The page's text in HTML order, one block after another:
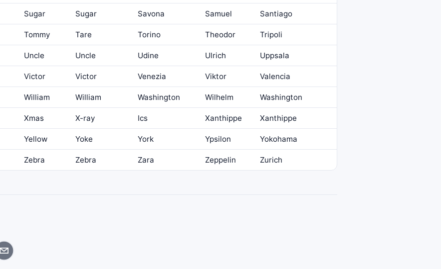
Sugar Sugar Savona Samuel Santiago
Tommy Tare Torino Theodor Tripoli
Uncle Uncle Udine Ulrich Uppsala
Victor Victor Venezia Viktor Valencia
William William Washington Wilhelm Washington
Xmas X-ray Ics Xanthippe Xanthippe
Yellow Yoke York Ypsilon Yokohama
Zebra Zebra Zara Zeppelin Zurich